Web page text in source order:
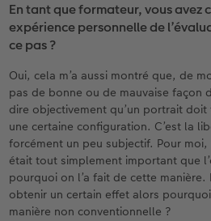
En tant que formateur, vous avez
expérience personnelle de
ce pas ?
Oui, cela m’a aussi montré que, de
pas de bonne ou de mauvaise façon
dire objectivement qu’un portrait
une certaine configuration. C’est la
forcément un peu subjectif. Pour
était tout simplement important que
pourquoi on l’a fait de cette manière.
obtenir un certain effet alors
manière non conventionnelle ?